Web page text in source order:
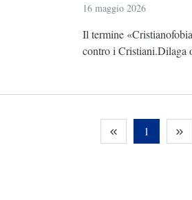
16 maggio 2026
Il termine
contro i Cristiani.Dilaga
1